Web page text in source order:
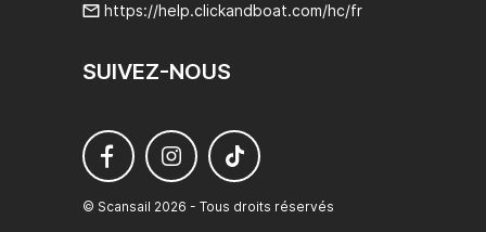
https://help.clickandboat.com/hc/fr
SUIVEZ-NOUS
© Scansail 2026 - Tous droits réservés